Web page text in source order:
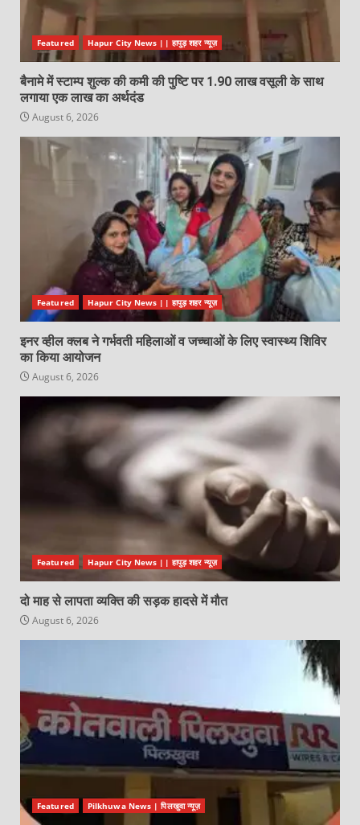
Featured Hapur City News || हापुड़ शहर न्यूज़
बैनामे में स्टाम्प शुल्क की कमी की पुष्टि पर 1.90 लाख वसूली के साथ
लगाया एक लाख का अर्थदंड
August 6, 2026
Featured Hapur City News || हापुड़ शहर न्यूज़
इनर व्हील क्लब ने गर्भवती महिलाओं व जच्चाओं के लिए स्वास्थ्य शिविर
का किया आयोजन
August 6, 2026
Featured Hapur City News || हापुड़ शहर न्यूज़
दो माह से लापता व्यक्ति की सड़क हादसे में मौत
August 6, 2026
Featured Pilkhuwa News | पिलखुवा न्यूज़